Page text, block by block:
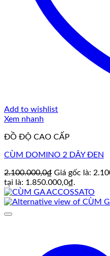
Add to wishlist
Xem nhanh
ĐỒ ĐỘ CAO CẤP
CÙM DOMINO 2 DÂY ĐEN
2.100.000,0₫ Giá gốc là:
tại là: 1.850.000,0₫.